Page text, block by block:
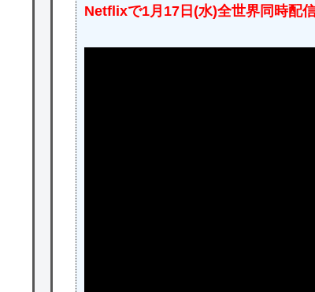
Netflixで1月17日(水)全世界同時配信